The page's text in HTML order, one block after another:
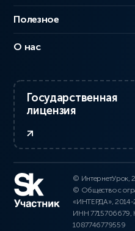
Полезное
О нас
Государственная
лицензия
© ИнтернетУрок,
© Общество с
«ИНТЕРДА»,
ИНН 7715706679,
1087746779559